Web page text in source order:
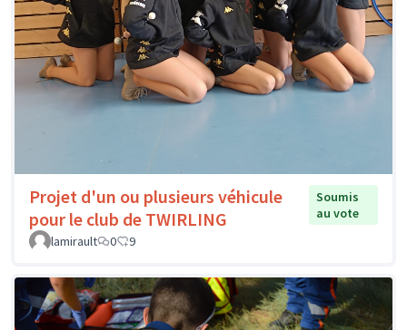
Projet d'un ou plusieurs véhicule
pour le club de TWIRLING
Soumis
au vote
lamirault
0 9